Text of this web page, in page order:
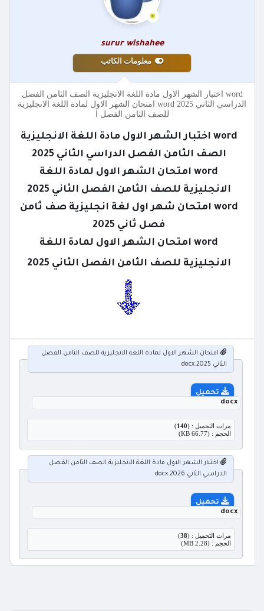
surur wishahee
معلومات الكاتب
word اختبار الشهر الاول مادة اللغة الانجليزية الصف الثامن الفصل
الدراسي الثاني 2025 word امتحان الشهر الاول لمادة اللغة الانجليزية
للصف الثامن الفصل ا
word اختبار الشهر الاول مادة اللغة الانجليزية
الصف الثامن الفصل الدراسي الثاني 2025
word امتحان الشهر الاول لمادة اللغة
الانجليزية للصف الثامن الفصل الثاني 2025
word امتحان شهر اول لغة انجليزية صف ثامن
فصل ثاني 2025
word امتحان الشهر الاول لمادة اللغة
الانجليزية للصف الثامن الفصل الثاني 2025
امتحان الشهر الاول لمادة اللغة الانجليزية للصف الثامن الفصل
الثاني 2025.docx
تحميل
docx
مرات التحميل : (140
)
الحجم : (66.77 KB)
اختبار الشهر الاول مادة اللغة الانجليزية الصف الثامن الفصل
الدراسي الثاني 2026.docx
تحميل
docx
مرات التحميل : (38
)
الحجم : (2.28 MB)